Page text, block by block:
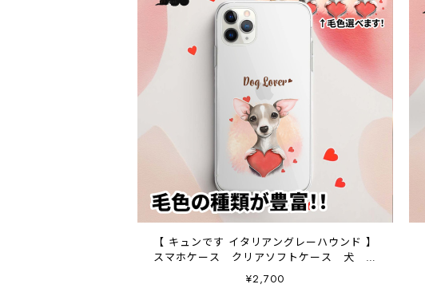
【 キュンです イタリアングレーハウンド 】
スマホケース クリアソフトケース 犬 犬
グッズ プレゼント アンドロイド対応
¥2,700